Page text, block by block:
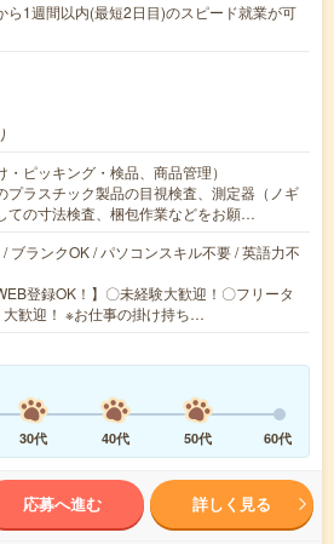
ら1週間以内(最短2日目)のスピード就業が可
・ピッキング・検品、商品管理）
プラスチック製品の目視検査、測定器（ノギ
ての寸法検査、梱包作業などをお願…
ブランクOK / パソコンスキル不要 / 英語力不
登録OK！】〇未経験大歓迎！〇フリータ
歓迎！ ※お仕事の掛け持ち…
30代 40代 50代 60代
応募へ進む 詳しく見る